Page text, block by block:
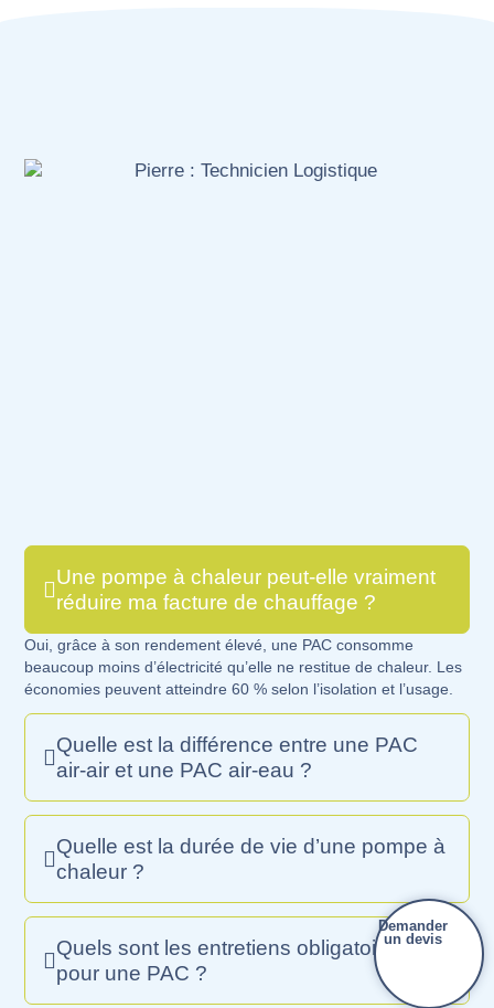
Demander
un devis
Une pompe à chaleur peut-elle vraiment
réduire ma facture de chauffage ?
Oui, grâce à son rendement élevé, une PAC consomme
beaucoup moins d’électricité qu’elle ne restitue de chaleur. Les
économies peuvent atteindre 60 % selon l’isolation et l’usage.
Quelle est la différence entre une PAC
air-air et une PAC air-eau ?
Quelle est la durée de vie d’une pompe à
chaleur ?
Quels sont les entretiens obligatoires
pour une PAC ?